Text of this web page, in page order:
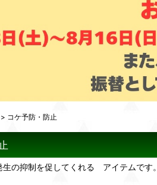
> コケ予防・防止
生の抑制を促してくれる アイテムです。